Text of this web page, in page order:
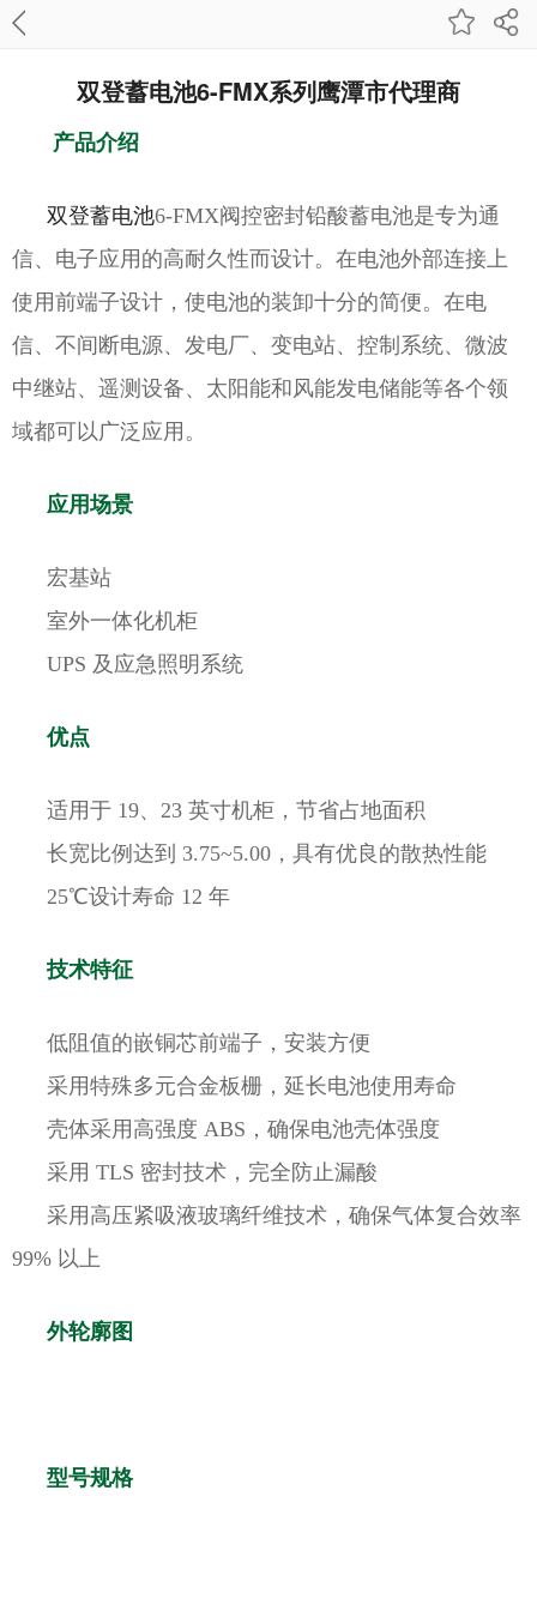
双登蓄电池6-FMX系列鹰潭市代理商
产品介绍
双登蓄电池6-FMX阀控密封铅酸蓄电池是专为通
信、电子应用的高耐久性而设计。在电池外部连接上
使用前端子设计，使电池的装卸十分的简便。在电
信、不间断电源、发电厂、变电站、控制系统、微波
中继站、遥测设备、太阳能和风能发电储能等各个领
域都可以广泛应用。
应用场景
宏基站
室外一体化机柜
UPS 及应急照明系统
优点
适用于 19、23 英寸机柜，节省占地面积
长宽比例达到 3.75~5.00，具有优良的散热性能
25℃设计寿命 12 年
技术特征
低阻值的嵌铜芯前端子，安装方便
采用特殊多元合金板栅，延长电池使用寿命
壳体采用高强度 ABS，确保电池壳体强度
采用 TLS 密封技术，完全防止漏酸
采用高压紧吸液玻璃纤维技术，确保气体复合效率
99% 以上
外轮廓图
型号规格